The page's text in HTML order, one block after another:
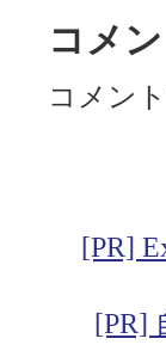
コメ
コメン
[PR]
[PR]